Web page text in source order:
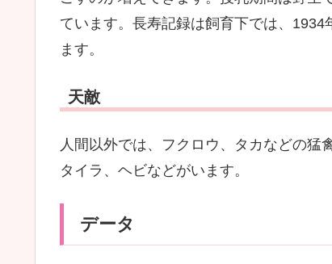
ています。長寿記録は飼育下では、
ます。
天敵
人間以外では、フクロウ、タカなどの猛
タイラ、ヘビなどがいます。
データ